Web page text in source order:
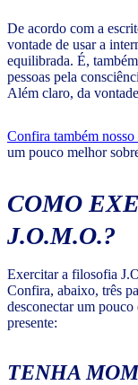
De acordo com a
vontade de usar a
equilibrada. É,
pessoas pela
Além claro, da
Confira também
um pouco melhor
COMO
J.O.M.O.?
Exercitar a filosofia
Confira, abaixo, três
desconectar um
presente:
TENHA